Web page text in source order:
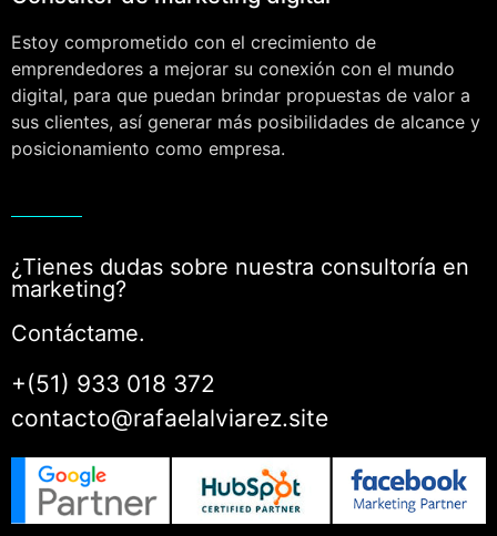
Estoy comprometido con el crecimiento de
emprendedores a mejorar su conexión con el mundo
digital, para que puedan brindar propuestas de valor a
sus clientes, así generar más posibilidades de alcance y
posicionamiento como empresa.
¿Tienes dudas sobre nuestra consultoría en
marketing?
Contáctame.
+(51) 933 018 372
contacto@rafaelalviarez.site